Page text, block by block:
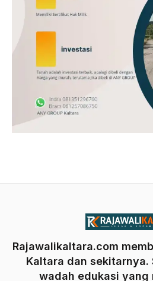
Rajawalikaltara.com
Kaltara dan sekitarnya.
wadah edukasi yang